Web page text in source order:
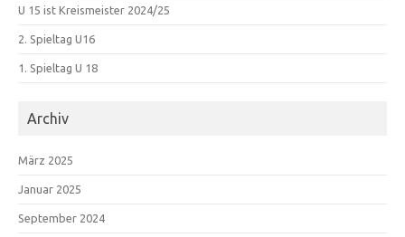
U 15 ist Kreismeister 2024/25
2. Spieltag U16
1. Spieltag U 18
Archiv
März 2025
Januar 2025
September 2024